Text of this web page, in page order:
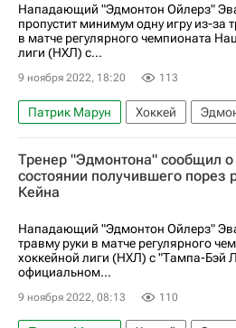
Нападающий "Эдмонтон Ойлерз"
пропустит минимум одну игру из-за
в матче регулярного чемпионата
лиги (НХЛ) с...
9 ноября 2022, 18:20 113
Патрик Марун Хоккей
Эвандер Кейн
Филипп Майерс
Тампа-Бэй Лайтнинг
Национальная хоккейная лига
Тренер "Эдмонтона" сообщил о
состоянии получившего порез
Кейна
Нападающий "Эдмонтон Ойлерз"
травму руки в матче регулярного
хоккейной лиги (НХЛ) с "Тампа-Бэй
официальном...
9 ноября 2022, 08:13 110